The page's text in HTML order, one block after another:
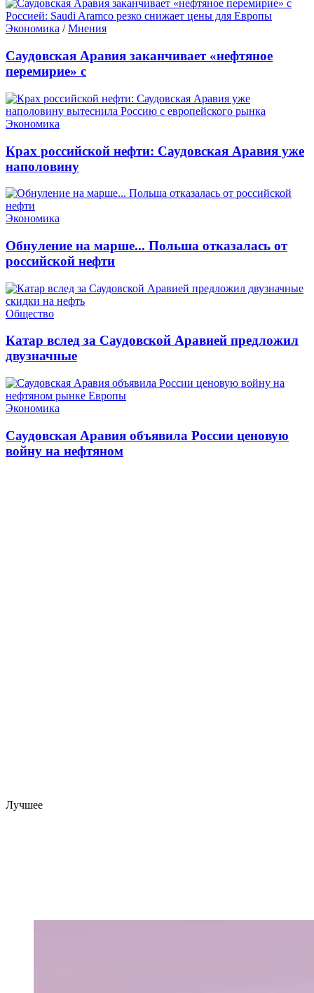
Экономика /Мнения
Саудовская Аравия заканчивает «нефтяное
перемирие» с
Экономика
Крах российской нефти: Саудовская Аравия уже
наполовину
Экономика
Обнуление на марше... Польша отказалась от
российской нефти
Общество
Катар вслед за Саудовской Аравией предложил
двузначные
Экономика
Саудовская Аравия объявила России ценовую
войну на нефтяном
Лучшее